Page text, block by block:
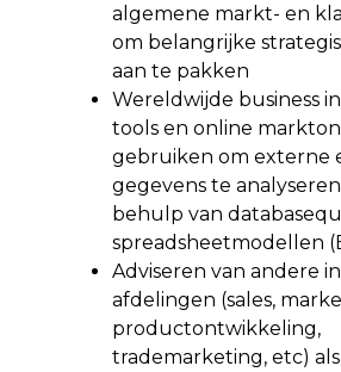
algemene markt- en
om belangrijke
aan te pakken
Wereldwijde business
tools en online
gebruiken om externe
gegevens te
behulp van
spreadsheetmodellen
Adviseren van andere
afdelingen (sales,
productontwikkeling,
trademarketing, etc) als